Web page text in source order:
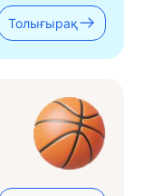
Толығырақ